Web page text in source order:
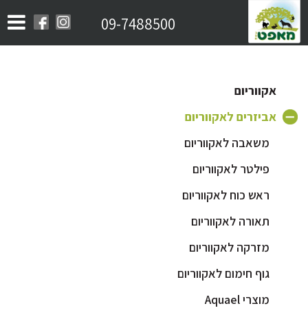
09-7488500
אקווריום
אביזרים לאקווריום
משאבה לאקווריום
פילטר לאקווריום
ראש כוח לאקווריום
תאורה לאקווריום
מזרקה לאקווריום
גוף חימום לאקווריום
מוצרי Aquael